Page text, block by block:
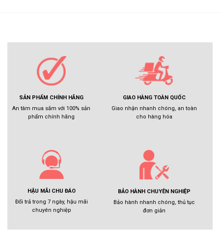
SẢN PHẨM CHÍNH HÃNG
An tâm mua sắm với 100% sản
phẩm chính hãng
GIAO HÀNG TOÀN QUỐC
Giao nhận nhanh chóng, an toàn
cho hàng hóa
HẬU MÃI CHU ĐÁO
Đổi trả trong 7 ngày, hậu mãi
chuyên nghiệp
BẢO HÀNH CHUYÊN NGHIỆP
Bảo hành nhanh chóng, thủ tục
đơn giản